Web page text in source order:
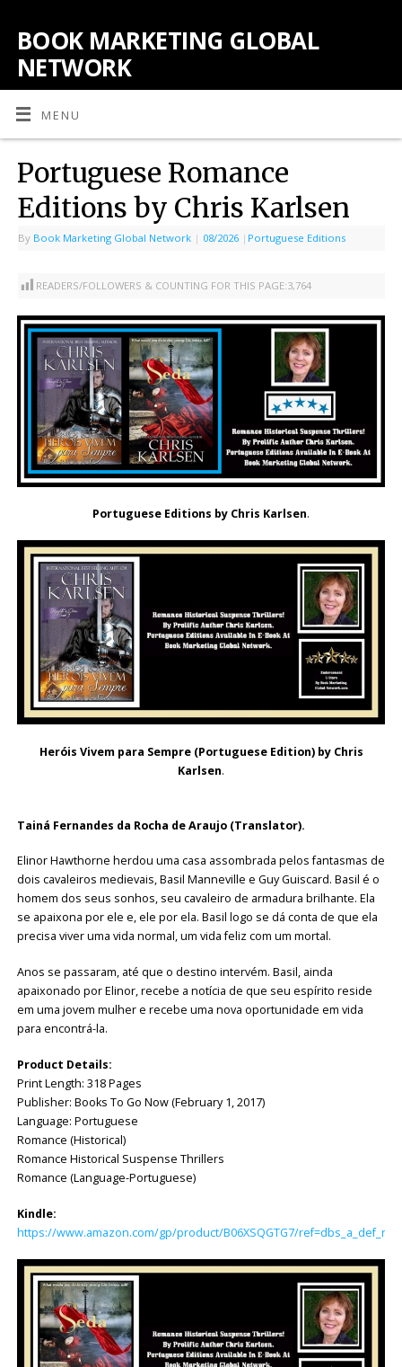
BOOK MARKETING GLOBAL
NETWORK
MENU
Portuguese Romance
Editions by Chris Karlsen
By Book Marketing Global Network | 08/2026 | Portuguese Editions
READERS/FOLLOWERS & COUNTING FOR THIS PAGE:3,764
Portuguese Editions by Chris Karlsen.
Heróis Vivem para Sempre (Portuguese Edition) by Chris
Karlsen.
Tainá Fernandes da Rocha de Araujo (Translator).
Elinor Hawthorne herdou uma casa assombrada pelos fantasmas de
dois cavaleiros medievais, Basil Manneville e Guy Guiscard. Basil é o
homem dos seus sonhos, seu cavaleiro de armadura brilhante. Ela
se apaixona por ele e, ele por ela. Basil logo se dá conta de que ela
precisa viver uma vida normal, um vida feliz com um mortal.
Anos se passaram, até que o destino intervém. Basil, ainda
apaixonado por Elinor, recebe a notícia de que seu espírito reside
em uma jovem mulher e recebe uma nova oportunidade em vida
para encontrá-la.
Product Details:
Print Length: 318 Pages
Publisher: Books To Go Now (February 1, 2017)
Language: Portuguese
Romance (Historical)
Romance Historical Suspense Thrillers
Romance (Language-Portuguese)
Kindle:
https://www.amazon.com/gp/product/B06XSQGTG7/